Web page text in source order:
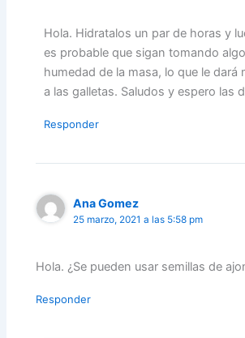
Hola. Hidratalos un par de horas y
es probable que sigan tomando
humedad de la masa, lo que le dará
a las galletas. Saludos y espero las
Responder
Ana Gomez
25 marzo, 2021 a las 5:58 pm
Hola. ¿Se pueden usar semillas de
Responder